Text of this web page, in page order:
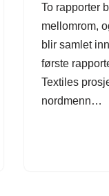
To rapporter
mellomrom,
blir samlet
første
Textiles
nordmenn…